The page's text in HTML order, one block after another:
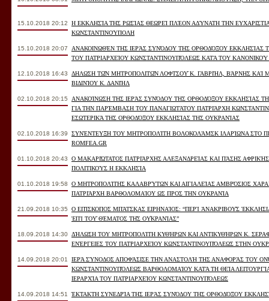
15.10.2018 20:12
Η ΕΚΚΛΗΣΊΑ ΤΗΣ ΡΩΣΊΑΣ ΘΕΩΡΕΊ ΠΛΈΟΝ ΑΔΎΝΑΤΗ ΤΗΝ
ΚΩΝΣΤΑΝΤΙΝΟΎΠΟΛΗ
15.10.2018 20:07
ΑΝΑΚΟΙΝΩΘΈΝ ΤΗΣ ΙΕΡΆΣ ΣΥΝΌΔΟΥ ΤΗΣ ΟΡΘΟΔΌΞΟΥ ΕΚΚΛΗΣΊΑΣ
ΤΟΥ ΠΑΤΡΙΑΡΧΕΊΟΥ ΚΩΝΣΤΑΝΤΙΝΟΥΠΌΛΕΩΣ ΚΑΤΆ ΤΟΥ
12.10.2018 16:43
ΔΗΛΩΣΗ ΤΩ͂Ν ΜΗΤΡΟΠΟΛΙΤΩ͂Ν ΛΟΦΤΣΟΥ͂ Κ. ΓΑΒΡΙΉΛ, ΒΆΡΝΗΣ ΚΑΊ
ΙΝΊΟΥ Κ. ΔΑΝΙΉΛ
02.10.2018 20:15
ΑΝΑΚΟΊΝΩΣΗ ΤΗΣ ΙΕΡΆΣ ΣΥΝΌΔΟΥ ΤΗΣ ΟΡΘΟΔΌΞΟΥ ΕΚΚΛΗΣΊΑΣ
ΓΙΑ ΤΗΝ ΠΑΡΈΜΒΑΣΗ ΤΟΥ ΠΑΝΑΓΙΩΤΆΤΟΥ ΠΑΤΡΙΆΡΧΗ
ΕΣΩΤΕΡΙΚΆ ΤΗΣ ΟΡΘΟΔΌΞΟΥ ΕΚΚΛΗΣΊΑΣ ΤΗΣ ΟΥΚΡΑΝΊΑΣ
02.10.2018 16:39
ΣΥΝΈΝΤΕΥΞΗ ΤΟΥ ΜΗΤΡΟΠΟΛΊΤΗ ΒΟΛΟΚΟΛΆΜΣΚ ΙΛΑΡΊΩΝΑ ΣΤΟ
ROMFEA.GR
01.10.2018 20:43
Ο ΜΑΚΑΡΙΏΤΑΤΟΣ ΠΑΤΡΙΆΡΧΗΣ ΑΛΕΞΑΝΔΡΕΊΑΣ ΚΑΙ ΠΆΣΗΣ
ΠΟΛΙΤΙΚΟΎΣ Η ΕΚΚΛΗΣΊΑ
01.10.2018 19:58
Ο ΜΗΤΡΟΠΟΛΊΤΗΣ ΚΑΛΑΒΡΎΤΩΝ ΚΑΙ ΑΙΓΙΑΛΕΊΑΣ ΑΜΒΡΌΣΙΟΣ
ΠΑΤΡΙΆΡΧΗ ΒΑΡΘΟΛΟΜΑΊΟΥ ΩΣ ΠΡΟΣ ΤΗΝ ΟΥΚΡΑΝΊΑ
21.09.2018 10:35
Ο ΕΠΊΣΚΟΠΟΣ ΜΠΆΤΣΚΑΣ ΕΙΡΗΝΑΊΟΣ: “ΠΕΡῚ ἈΝΑΚΡΙΒΟΥ͂Σ
ΤΟΥ͂ ΘΈΜΑΤΟΣ ΤΗ͂Σ ΟΥ̓ΚΡΑΝΊΑΣ”
18.09.2018 14:30 ΔΉΛΩΣΗ ΤΟΥ ΜΗΤΡΟΠΟΛΊΤΗ ΚΥΘΉΡΩΝ ΚΑΙ ΑΝΤΙΚΥΘΉΡΩΝ Κ.
ΕΝΈΡΓΕΙΕΣ ΤΟΥ ΠΑΤΡΙΑΡΧΕΊΟΥ ΚΩΝΣΤΑΝΤΙΝΟΥΠΌΛΕΩΣ ΣΤΗΝ
14.09.2018 20:01
ΙΕΡΆ ΣΎΝΟΔΟΣ ΑΠΟΦΆΣΙΣΕ ΤΗΝ ΑΝΑΣΤΟΛΉ ΤΗΣ ΑΝΑΦΟΡΆΣ ΤΟΥ
ΚΩΝΣΤΑΝΤΙΝΟΥΠΌΛΕΩΣ ΒΑΡΘΟΛΟΜΑΊΟΥ ΚΑΤΆ ΤΗ ΘΕΊΑ
ΙΕΡΑΡΧΊΑ ΤΟΥ ΠΑΤΡΙΑΡΧΕΊΟΥ ΚΩΝΣΤΑΝΤΙΝΟΥΠΌΛΕΩΣ
14.09.2018 14:51
ΈΚΤΑΚΤΗ ΣΥΝΕΔΡΊΑ ΤΗΣ ΙΕΡΆΣ ΣΥΝΌΔΟΥ ΤΗΣ ΟΡΘΟΔΌΞΟΥ